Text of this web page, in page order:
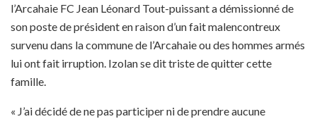
l’Arcahaie FC Jean Léonard Tout-puissant a démissionné de
son poste de président en raison d’un fait malencontreux
survenu dans la commune de l’Arcahaie ou des hommes armés
lui ont fait irruption. Izolan se dit triste de quitter cette
famille.
« J’ai décidé de ne pas participer ni de prendre aucune